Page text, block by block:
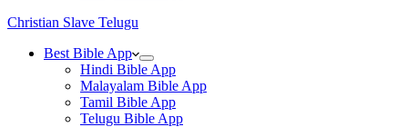
Christian Slave Telugu
Best Bible App
Hindi Bible App
Malayalam Bible App
Tamil Bible App
Telugu Bible App